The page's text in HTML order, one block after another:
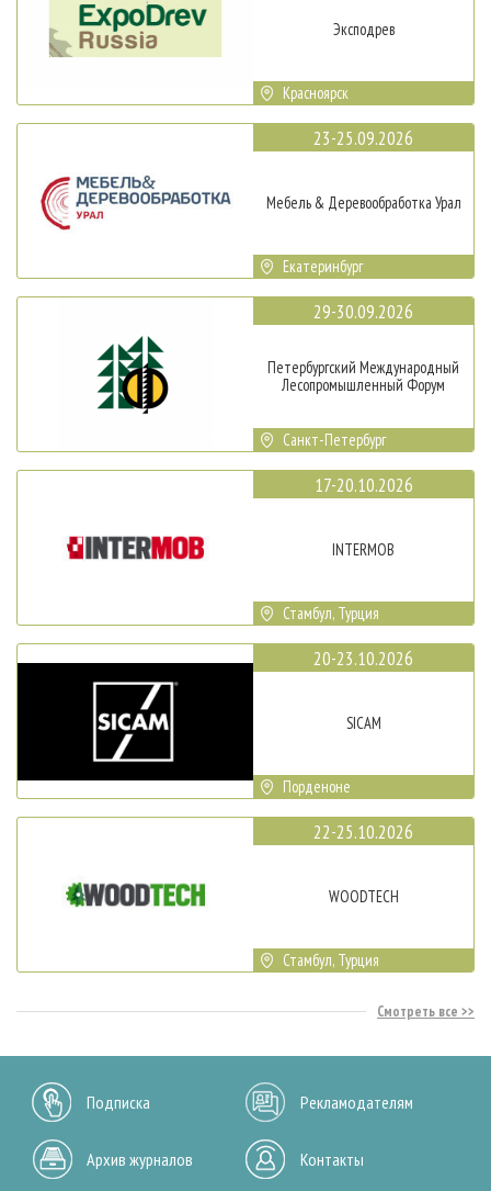
Эксподрев
Красноярск
23-25.09.2026
Мебель & Деревообработка Урал
Екатеринбург
29-30.09.2026
Петербургский Международный
Лесопромышленный Форум
Санкт-Петербург
17-20.10.2026
INTERMOB
Стамбул, Турция
20-23.10.2026
SICAM
Порденоне
22-25.10.2026
WOODTECH
Стамбул, Турция
Смотреть все
Подписка Рекламодателям
Архив журналов Контакты